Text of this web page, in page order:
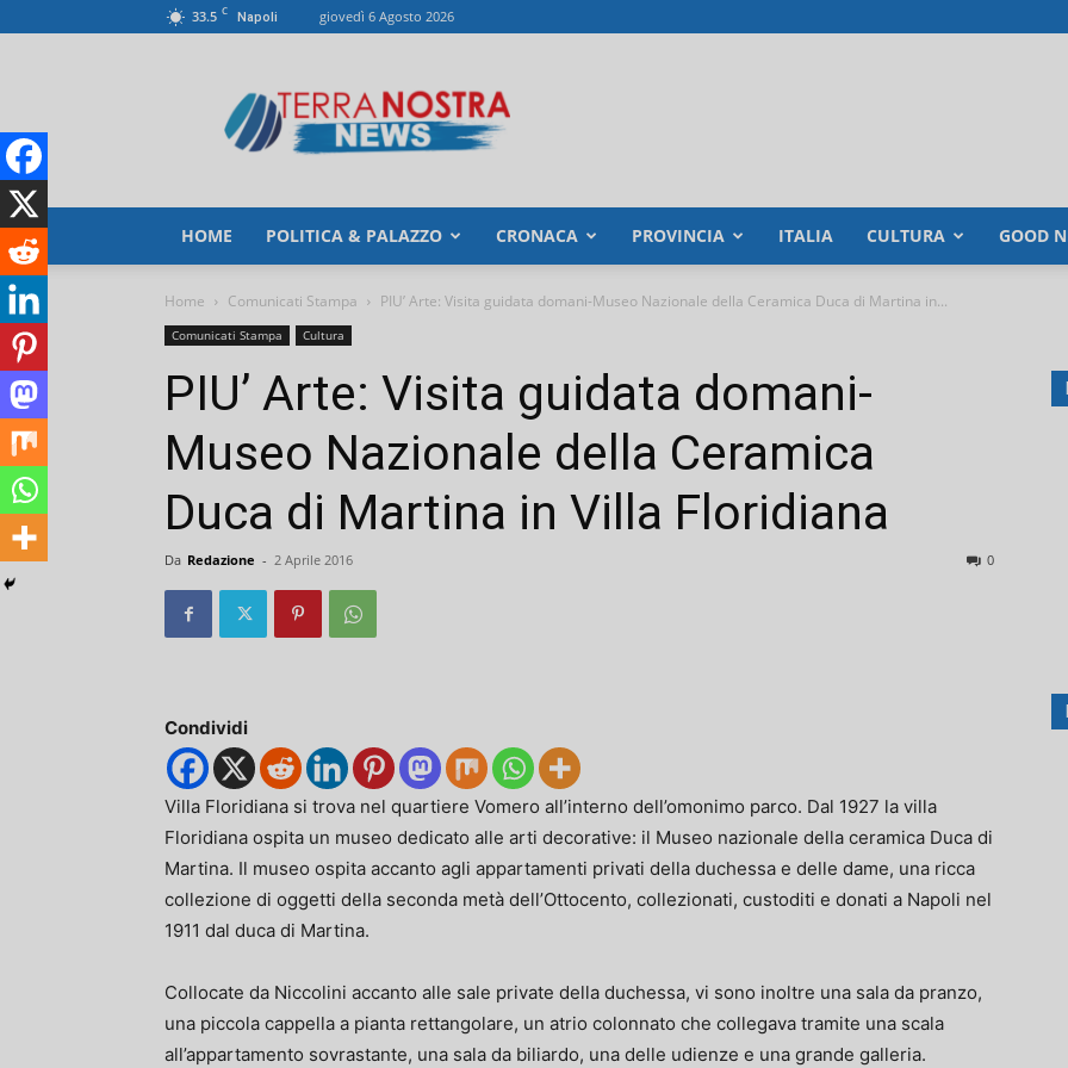
33.5 C Napoli giovedì 6 Agosto 2026
HOME POLITICA & PALAZZO CRONACA PROVINCIA ITALIA CULTURA GOOD
Home Comunicati Stampa PIU’ Arte: Visita guidata domani-Museo Nazionale della Ceramica Duca di Martina in...
Comunicati Stampa Cultura
PIU’ Arte: Visita guidata domani-
Museo Nazionale della Ceramica
Duca di Martina in Villa Floridiana
Da Redazione - 2 Aprile 2016 0
Condividi
Villa Floridiana si trova nel quartiere Vomero all’interno dell’omonimo parco. Dal 1927 la villa
Floridiana ospita un museo dedicato alle arti decorative: il Museo nazionale della ceramica Duca di
Martina. Il museo ospita accanto agli appartamenti privati della duchessa e delle dame, una ricca
collezione di oggetti della seconda metà dell’Ottocento, collezionati, custoditi e donati a Napoli nel
1911 dal duca di Martina.
Collocate da Niccolini accanto alle sale private della duchessa, vi sono inoltre una sala da pranzo,
una piccola cappella a pianta rettangolare, un atrio colonnato che collegava tramite una scala
all’appartamento sovrastante, una sala da biliardo, una delle udienze e una grande galleria.